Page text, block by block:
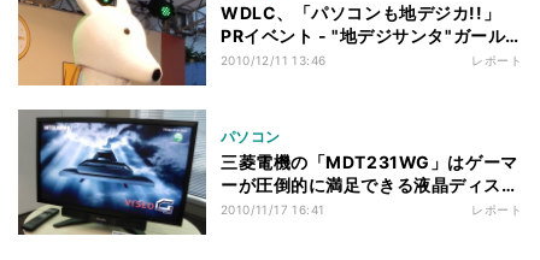
WDLC、「パソコンも地デジカ!!」
PRイベント - "地デジサンタ"ガール
ズ出陣
2010/12/11 13:46 レポート
パソコン
三菱電機の「MDT231WG」はゲーマ
ーが圧倒的に満足できる液晶ディスプ
レイ
2010/11/17 16:41 レポート